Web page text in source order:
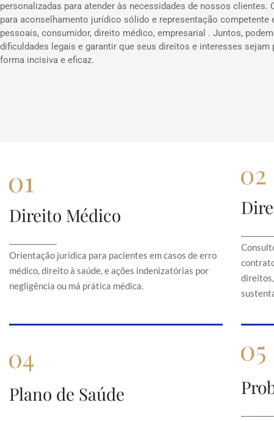
personalizadas para atender às necessidades de nossos clientes.
para aconselhamento jurídico sólido e representação competente
pessoais, consumidor, direito médico, empresarial . Juntos,
dificuldades legais e garantir que seus direitos e interesses sejam
forma incisiva e eficaz.
Direito Médico
Orientação jurídica para pacientes em casos de erro
médico, direito à saúde, e ações indenizatórias por
negligência ou má prática médica.
Direito Médico
erro médico, direito à saúde, e ações
indenizatórias por negligência ou má prática
médica.
Plano de Saúde
Plano de Saúde